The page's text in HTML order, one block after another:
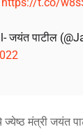
https://t.co/
जयंत पाटील
ज्येष्ठ मंत्री जयंत